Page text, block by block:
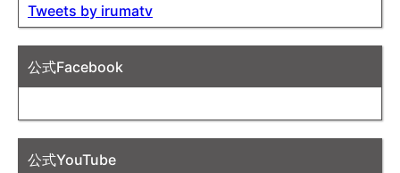
Tweets by irumatv
公式Facebook
公式YouTube